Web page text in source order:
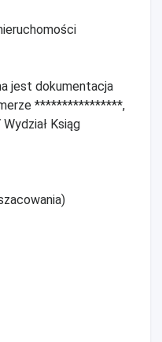
jest dokumentacja
****************,
Ksiąg